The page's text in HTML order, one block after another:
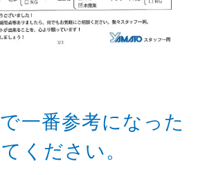
一番参考になった
ください。